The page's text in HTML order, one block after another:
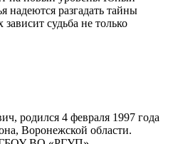
надеются разгадать тайны
судьба не только
родился 4 февраля 1997 года
Воронежской области.